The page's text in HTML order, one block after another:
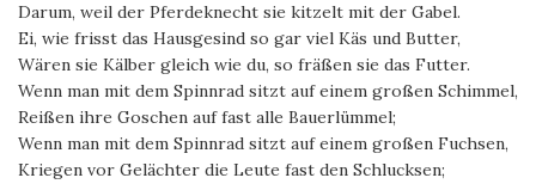
Darum, weil der Pferdeknecht sie kitzelt mit der Gabel.
Ei, wie frisst das Hausgesind so gar viel Käs und Butter,
Wären sie Kälber gleich wie du, so fräßen sie das Futter.
Wenn man mit dem Spinnrad sitzt auf einem großen Schimmel,
Reißen ihre Goschen auf fast alle Bauerlümmel;
Wenn man mit dem Spinnrad sitzt auf einem großen Fuchsen,
Kriegen vor Gelächter die Leute fast den Schlucksen;